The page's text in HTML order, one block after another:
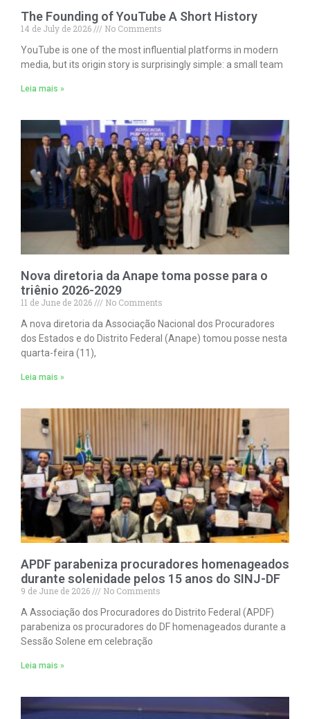
The Founding of YouTube A Short History
14 de July de 2026
No Comments
YouTube is one of the most influential platforms in modern
media, but its origin story is surprisingly simple: a small team
Leia mais »
Nova diretoria da Anape toma posse para o
triênio 2026-2029
11 de June de 2026
No Comments
A nova diretoria da Associação Nacional dos Procuradores
dos Estados e do Distrito Federal (Anape) tomou posse nesta
quarta-feira (11),
Leia mais »
APDF parabeniza procuradores homenageados
durante solenidade pelos 15 anos do SINJ-DF
9 de June de 2026
No Comments
A Associação dos Procuradores do Distrito Federal (APDF)
parabeniza os procuradores do DF homenageados durante a
Sessão Solene em celebração
Leia mais »